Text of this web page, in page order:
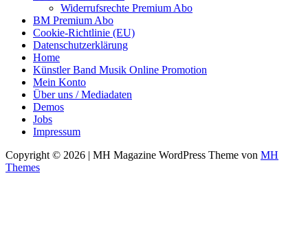
Widerrufsrechte Premium Abo
BM Premium Abo
Cookie-Richtlinie (EU)
Datenschutzerklärung
Home
Künstler Band Musik Online Promotion
Mein Konto
Über uns / Mediadaten
Demos
Jobs
Impressum
Copyright © 2026 | MH Magazine WordPress Theme von MH
Themes